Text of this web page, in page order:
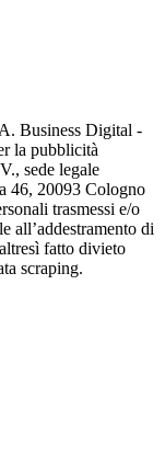
Business Digital -
la pubblicità
sede legale
46, 20093 Cologno
trasmessi e/o
all’addestramento di
fatto divieto
scraping.